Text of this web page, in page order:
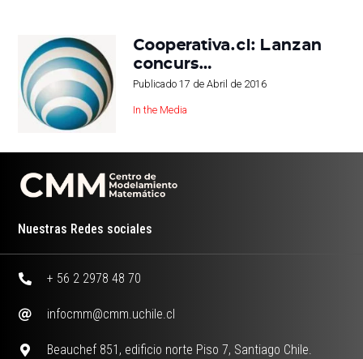
Cooperativa.cl: Lanzan
concurs…
Publicado 17 de Abril de 2016
In the Media
Nuestras Redes sociales
+ 56 2 2978 48 70
infocmm@cmm.uchile.cl
Beauchef 851, edificio norte Piso 7, Santiago Chile.